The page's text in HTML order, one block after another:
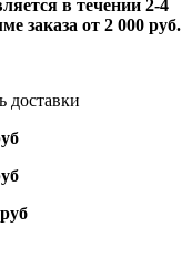
в течении 2-4
заказа от 2 000 руб.